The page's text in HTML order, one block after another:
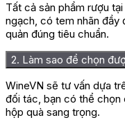
Tất cả sản phẩm rượu
ngạch, có tem nhãn đầy
quản đúng tiêu chuẩn.
2. Làm sao để chọn
WineVN sẽ tư vấn dựa
đối tác, bạn có thể chọn
hộp quà sang trọng.